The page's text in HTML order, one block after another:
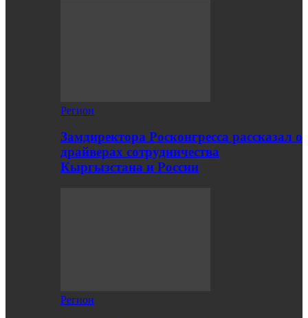
Регион
Замдиректора Росконгресса рассказал о
драйверах сотрудничества
Кыргызстана и России
Регион